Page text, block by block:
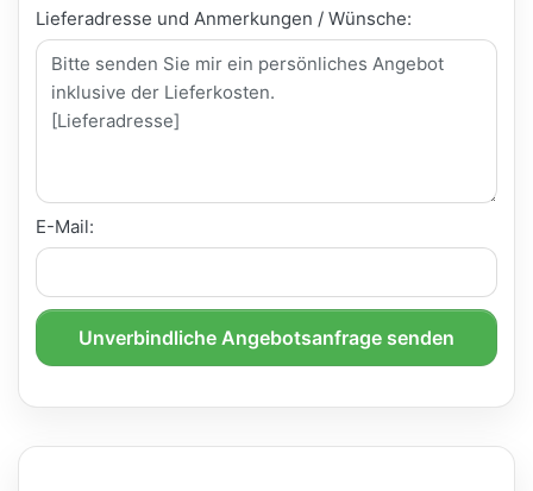
Lieferadresse und Anmerkungen / Wünsche:
E-Mail:
Unverbindliche Angebotsanfrage senden